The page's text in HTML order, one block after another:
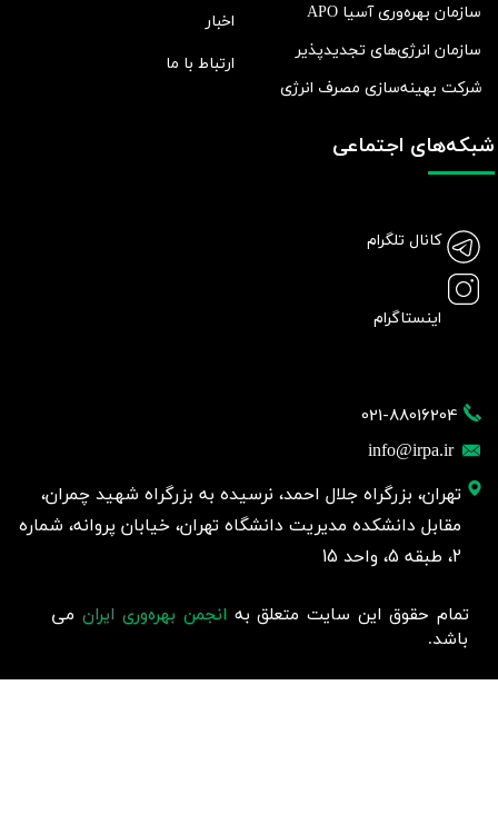
021-88016204
info@irpa.ir
تهران، بزرگراه جلال احمد، نرسیده به بزرگراه شهید چمران،
مقابل دانشکده مدیریت دانشگاه تهران، خیابان پروانه، شماره
2، طبقه 5، واحد 15
اخبار
ارتباط با ما
سازمان بهره‌وری آسیا APO
سازمان انرژی‌های تجدیدپذیر
شرکت بهينه‌سازی مصرف انرژی
شبکه‌های اجتماعی
کانال تلگرام
اینستاگرام
تمام حقوق این سایت متعلق به انجمن بهره‌وری ایران می
باشد.